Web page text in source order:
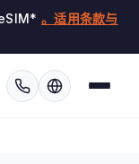
。适用条款与